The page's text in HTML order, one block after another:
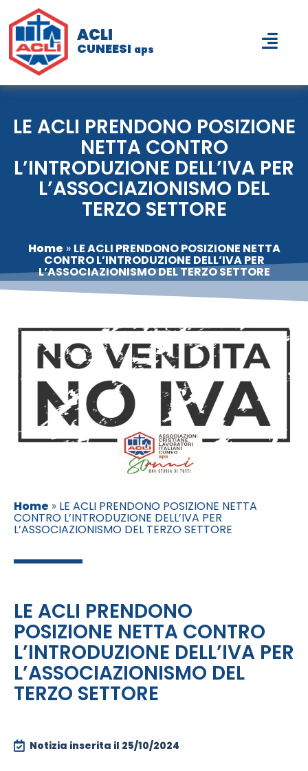
ACLI
CUNEESI aps
LE ACLI PRENDONO POSIZIONE
NETTA CONTRO
L’INTRODUZIONE DELL’IVA PER
L’ASSOCIAZIONISMO DEL
TERZO SETTORE
Home » LE ACLI PRENDONO POSIZIONE NETTA
CONTRO L’INTRODUZIONE DELL’IVA PER
L’ASSOCIAZIONISMO DEL TERZO SETTORE
Home » LE ACLI PRENDONO POSIZIONE NETTA
CONTRO L’INTRODUZIONE DELL’IVA PER
L’ASSOCIAZIONISMO DEL TERZO SETTORE
LE ACLI PRENDONO
POSIZIONE NETTA CONTRO
L’INTRODUZIONE DELL’IVA PER
L’ASSOCIAZIONISMO DEL
TERZO SETTORE
Notizia inserita il 25/10/2024